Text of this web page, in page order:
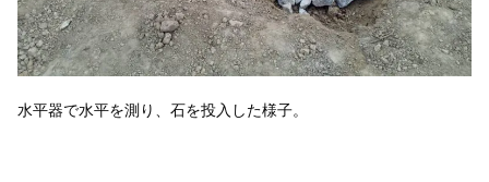
水平器で水平を測り、石を投入した様子。